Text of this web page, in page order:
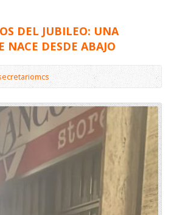
DEL JUBILEO: UNA
NACE DESDE ABAJO